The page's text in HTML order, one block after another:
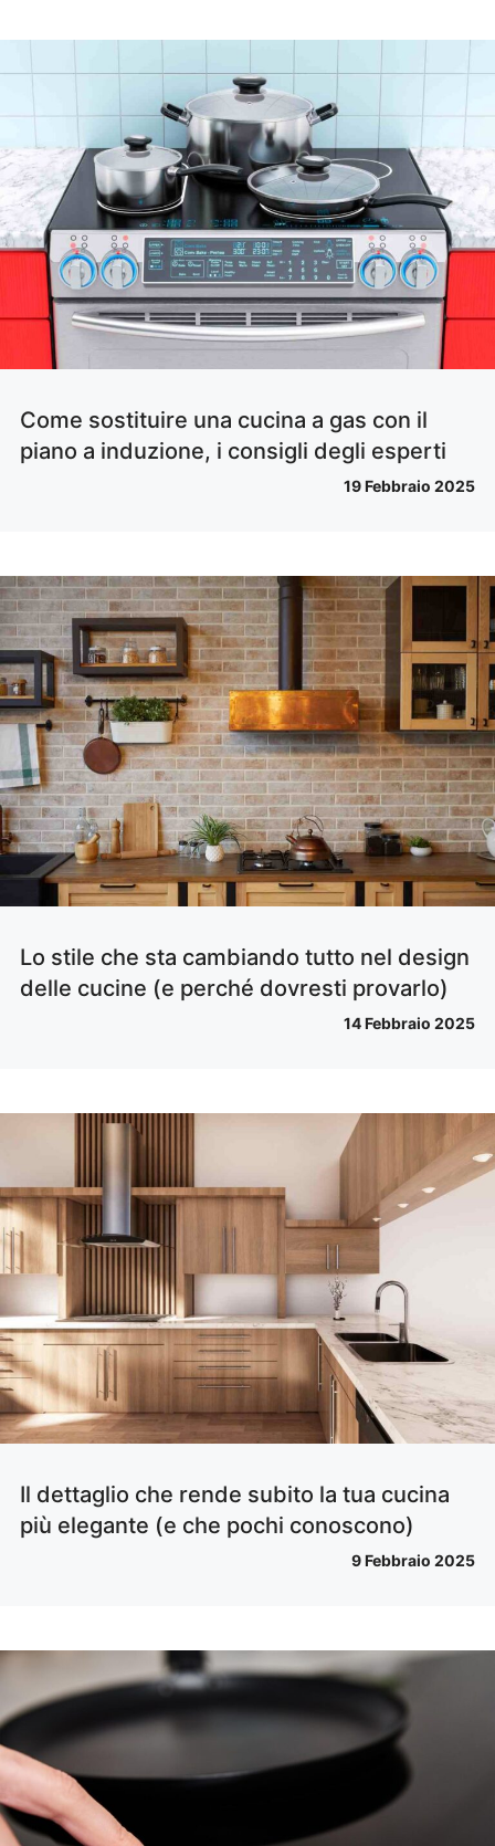
Come sostituire una cucina a gas con il
piano a induzione, i consigli degli esperti
19 Febbraio 2025
Lo stile che sta cambiando tutto nel design
delle cucine (e perché dovresti provarlo)
14 Febbraio 2025
Il dettaglio che rende subito la tua cucina
più elegante (e che pochi conoscono)
9 Febbraio 2025